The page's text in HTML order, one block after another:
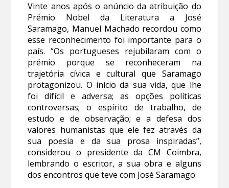
Vinte anos após o anúncio da atribuição do
Prémio Nobel da Literatura a José
Saramago, Manuel Machado recordou como
esse reconhecimento foi importante para o
país. “Os portugueses rejubilaram com o
prémio porque se reconheceram na
trajetória cívica e cultural que Saramago
protagonizou. O início da sua vida, que lhe
foi difícil e adversa; as opções políticas
controversas; o espírito de trabalho, de
estudo e de observação; e a defesa dos
valores humanistas que ele fez através da
sua poesia e da sua prosa inspiradas”,
considerou o presidente da CM Coimbra,
lembrando o escritor, a sua obra e alguns
dos encontros que teve com José Saramago.